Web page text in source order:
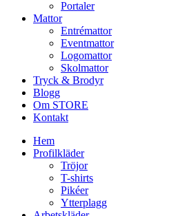
Portaler
Mattor
Entrémattor
Eventmattor
Logomattor
Skolmattor
Tryck & Brodyr
Blogg
Om STORE
Kontakt
Hem
Profilkläder
Tröjor
T-shirts
Pikéer
Ytterplagg